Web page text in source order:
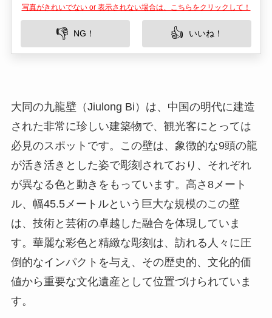
大同の九龍壁（Jiulong Bi）は、中国の明代に建造
された非常に珍しい建築物で、観光客にとっては
必見のスポットです。この壁は、象徴的な9頭の龍
ル、幅45.5メートルという巨大な規模のこの壁
は、技術と芸術の卓越した融合を体現していま
す。華麗な彩色と精緻な彫刻は、訪れる人々に圧
倒的なインパクトを与え、その歴史的、文化的価
値から重要な文化遺産として位置づけられていま
す。
所在地
九龍壁は、中国山西省大同市に位置しています。